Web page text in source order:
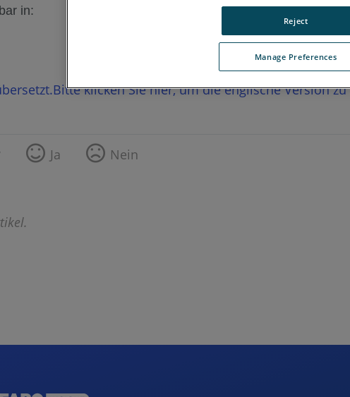
klicken Sie hier, um die englische Version zu
Ja Nein
Manage Preferences
Reject